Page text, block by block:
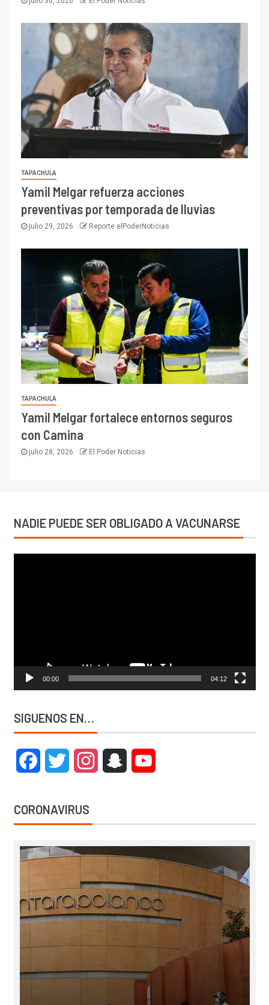
TAPACHULA
Yamil Melgar refuerza acciones
preventivas por temporada de lluvias
julio 29, 2026 Reporte elPoderNoticias
TAPACHULA
Yamil Melgar fortalece entornos seguros
con Camina
julio 28, 2026 El Poder Noticias
NADIE PUEDE SER OBLIGADO A VACUNARSE
00:00 04:12
SIGUENOS EN…
FacebookTwitter InstagramSnapchat
CORONAVIRUS